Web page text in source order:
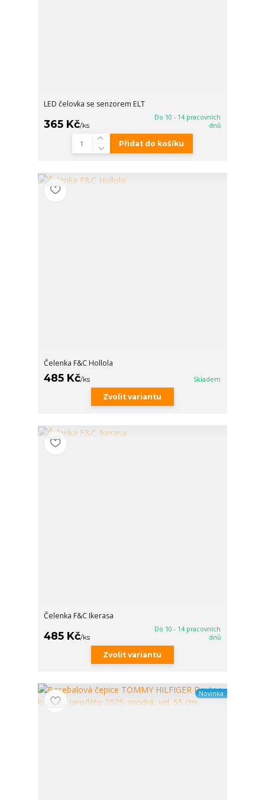
LED čelovka se senzorem ELT
365 Kč/ks
Do 10 - 14 pracovních
dnů
Přidat do košíku
Čelenka F&C Hollola
485 Kč/ks Skladem
Zvolit variantu
Čelenka F&C Ikerasa
485 Kč/ks
Do 10 - 14 pracovních
dnů
Zvolit variantu
Novinka